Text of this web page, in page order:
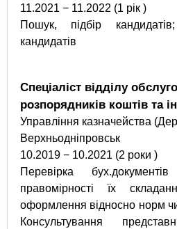
11.2021 − 11.2022 (1 рік )
Пошук, підбір
кандидатів
Спеціаліст відділу
розпорядників коштів та
Управління казначейства
Верхньодніпровськ
10.2019 − 10.2021 (2 роки )
Перевірка
правомірності їх
оформлення відносно норм
Консультування